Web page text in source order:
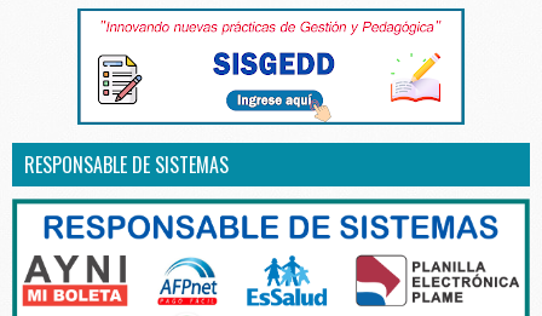
RESPONSABLE DE SISTEMAS